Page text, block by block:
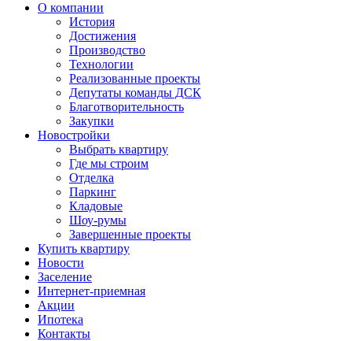
О компании
История
Достижения
Производство
Технологии
Реализованные проекты
Депутаты команды ДСК
Благотворительность
Закупки
Новостройки
Выбрать квартиру
Где мы строим
Отделка
Паркинг
Кладовые
Шоу-румы
Завершенные проекты
Купить квартиру
Новости
Заселение
Интернет-приемная
Акции
Ипотека
Контакты